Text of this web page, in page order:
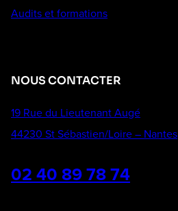
Audits et formations
NOUS CONTACTER
19 Rue du Lieutenant Augé
44230 St Sébastien/Loire – Nantes
02 40 89 78 74